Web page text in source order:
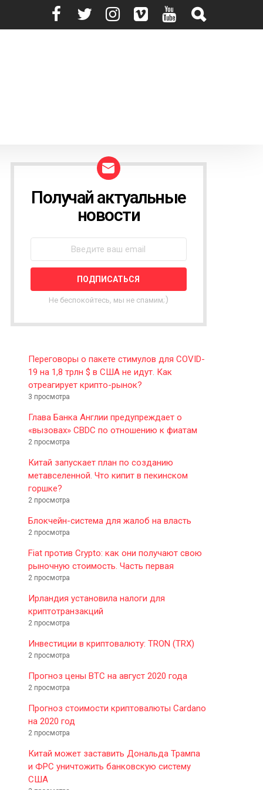
N
E
E
T
E
Получай актуальные
новости
Не беспокойтесь, мы не спамим;)
Переговоры о пакете стимулов для COVID-
19 на 1,8 трлн $ в США не идут. Как
отреагирует крипто-рынок?
3 просмотра
Глава Банка Англии предупреждает о
«вызовах» CBDC по отношению к фиатам
2 просмотра
Китай запускает план по созданию
метавселенной. Что кипит в пекинском
горшке?
2 просмотра
Блокчейн-система для жалоб на власть
2 просмотра
Fiat против Crypto: как они получают свою
рыночную стоимость. Часть первая
2 просмотра
Ирландия установила налоги для
криптотранзакций
2 просмотра
Инвестиции в криптовалюту: TRON (TRX)
2 просмотра
Прогноз цены BTC на август 2020 года
2 просмотра
Прогноз стоимости криптовалюты Cardano
на 2020 год
2 просмотра
Китай может заставить Дональда Трампа
и ФРС уничтожить банковскую систему
США